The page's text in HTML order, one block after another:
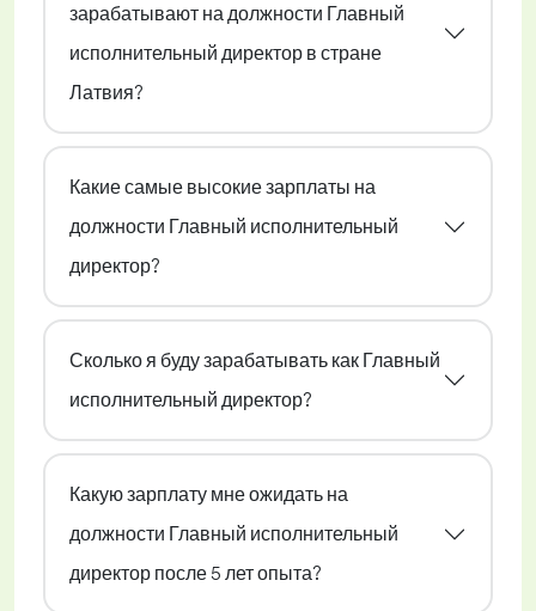
зарабатывают на должности Главный
исполнительный директор в стране
Латвия?
Какие самые высокие зарплаты на
должности Главный исполнительный
директор?
Сколько я буду зарабатывать как Главный
исполнительный директор?
Какую зарплату мне ожидать на
должности Главный исполнительный
директор после 5 лет опыта?